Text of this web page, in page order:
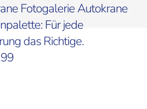
Fotogalerie Autokrane
Für jede
das Richtige.